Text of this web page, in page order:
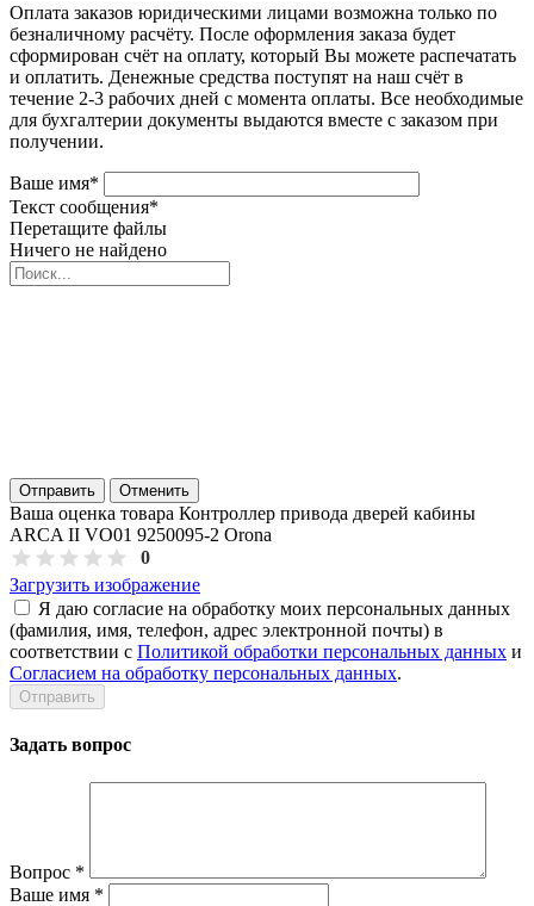
Оплата заказов юридическими лицами возможна только по
безналичному расчёту. После оформления заказа будет
сформирован счёт на оплату, который Вы можете распечатать
и оплатить. Денежные средства поступят на наш счёт в
течение 2-3 рабочих дней с момента оплаты. Все необходимые
для бухгалтерии документы выдаются вместе с заказом при
получении.
Ваше имя*
Текст сообщения*
Перетащите файлы
Ничего не найдено
Отправить Отменить
Ваша оценка товара Контроллер привода дверей кабины
ARCA II VO01 9250095-2 Orona
0
Загрузить изображение
Я даю согласие на обработку моих персональных данных
(фамилия, имя, телефон, адрес электронной почты) в
соответствии с Политикой обработки персональных данных и
Согласием на обработку персональных данных.
Задать вопрос
Вопрос *
Ваше имя *